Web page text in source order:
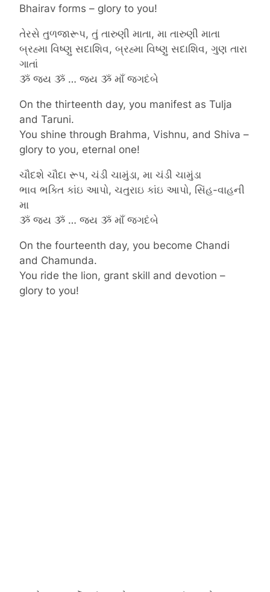
Bhairav forms – glory to you!
તેરસે તુળજારૂપ, તું તારુણી માતા, મા તારુણી માતા
બ્રહ્મા વિષ્ણુ સદાશિવ, બ્રહ્મા વિષ્ણુ સદાશિવ, ગુણ તારા
ગાતાં
ૐ જય ૐ … જય ૐ માઁ જગદંબે
On the thirteenth day, you manifest as Tulja
and Taruni.
You shine through Brahma, Vishnu, and Shiva –
glory to you, eternal one!
ચૌદશે ચૌદા રૂપ, ચંડી ચામુંડા, મા ચંડી ચામુંડા
ભાવ ભક્તિ કાંઇ આપો, ચતુરાઇ કાંઇ આપો, સિંહ-વાહની
મા
ૐ જય ૐ … જય ૐ માઁ જગદંબે
On the fourteenth day, you become Chandi
and Chamunda.
You ride the lion, grant skill and devotion –
glory to you!